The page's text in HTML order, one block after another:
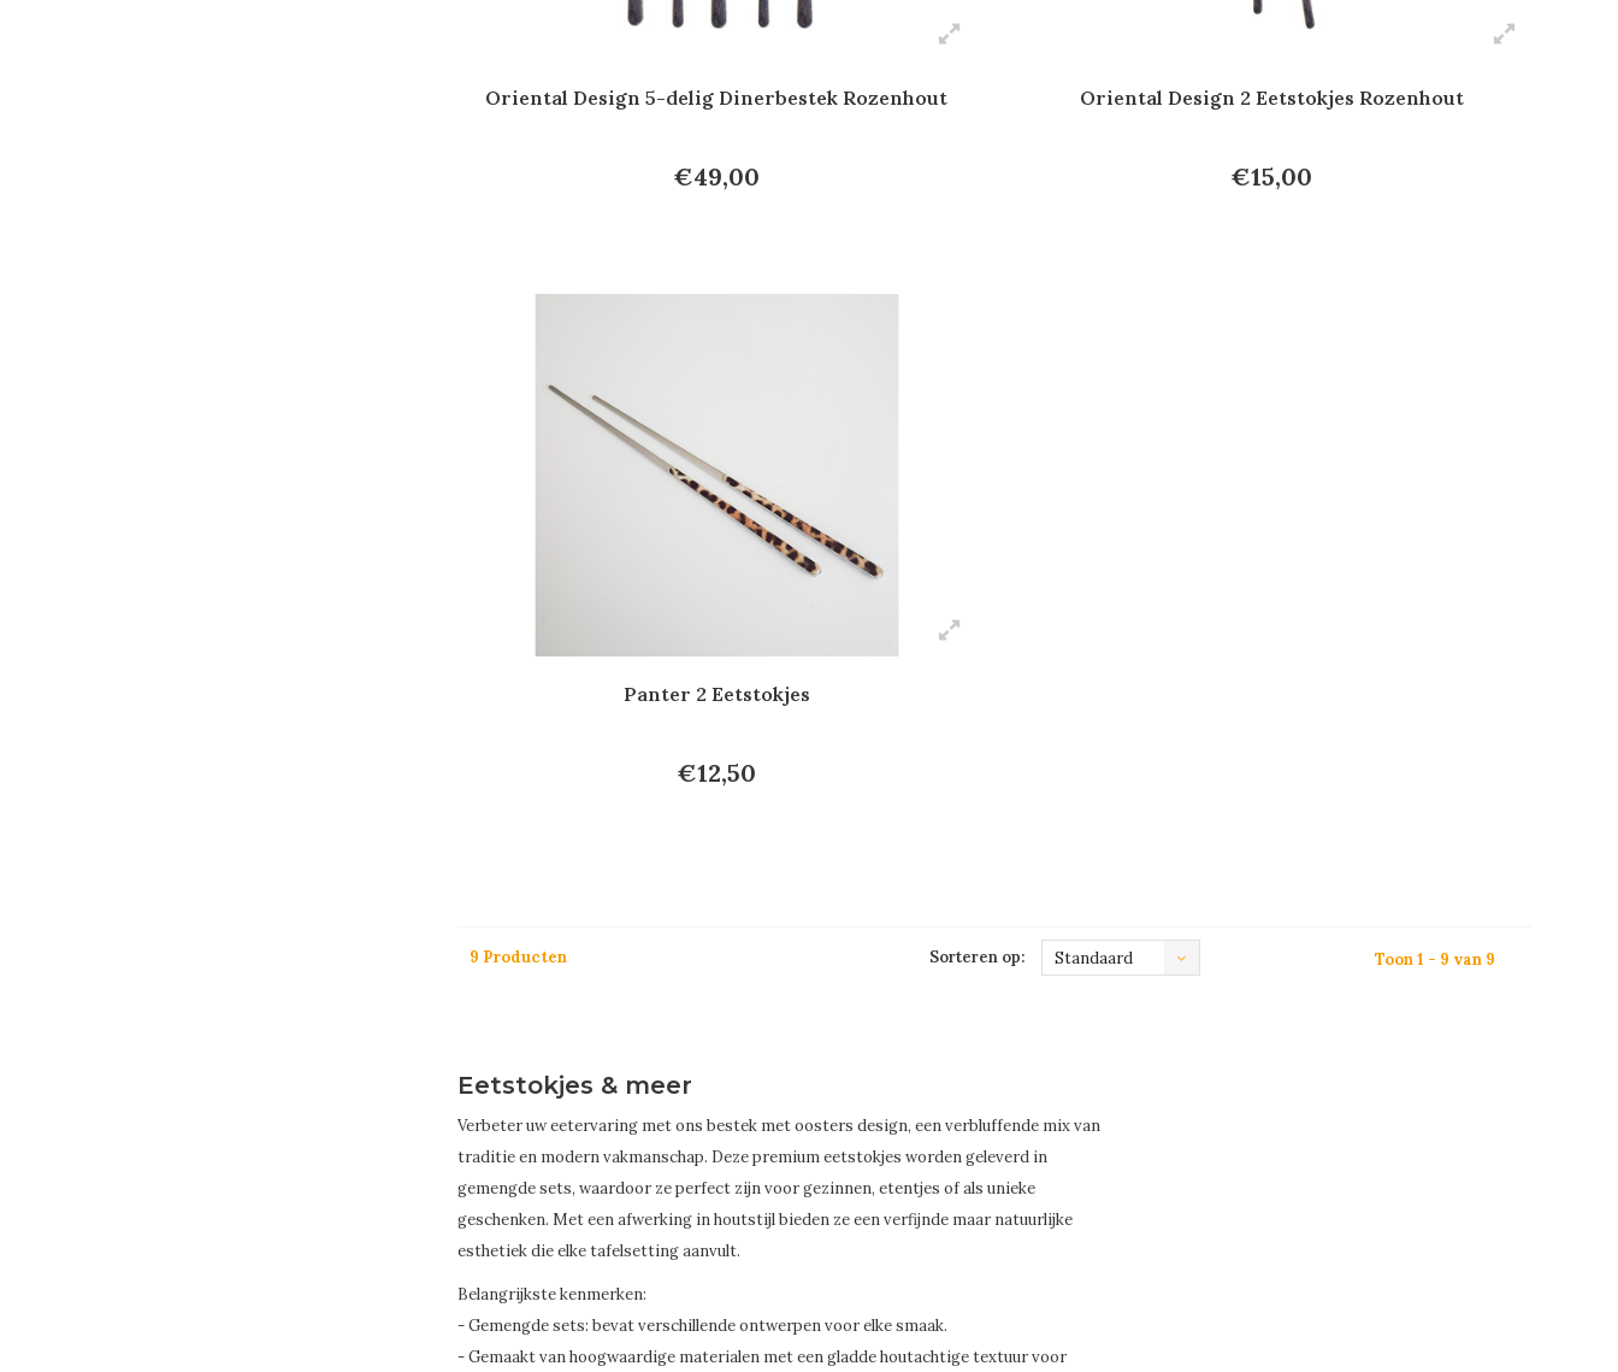
Oriental Design 5-delig Dinerbestek Rozenhout
€49,00
Oriental Design 2 Eetstokjes Rozenhout
€15,00
Panter 2 Eetstokjes
€12,50
9 Producten Sorteren op: Standaard Toon 1 - 9 van 9
Eetstokjes & meer
Verbeter uw eetervaring met ons bestek met oosters design, een verbluffende mix van
traditie en modern vakmanschap. Deze premium eetstokjes worden geleverd in
gemengde sets, waardoor ze perfect zijn voor gezinnen, etentjes of als unieke
geschenken. Met een afwerking in houtstijl bieden ze een verfijnde maar natuurlijke
esthetiek die elke tafelsetting aanvult.
Belangrijkste kenmerken:
- Gemengde sets: bevat verschillende ontwerpen voor elke smaak.
- Gemaakt van hoogwaardige materialen met een gladde houtachtige textuur voor